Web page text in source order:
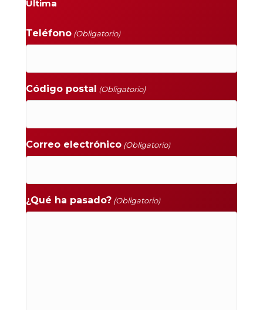
Última
Teléfono (Obligatorio)
Código postal (Obligatorio)
Correo electrónico (Obligatorio)
¿Qué ha pasado? (Obligatorio)